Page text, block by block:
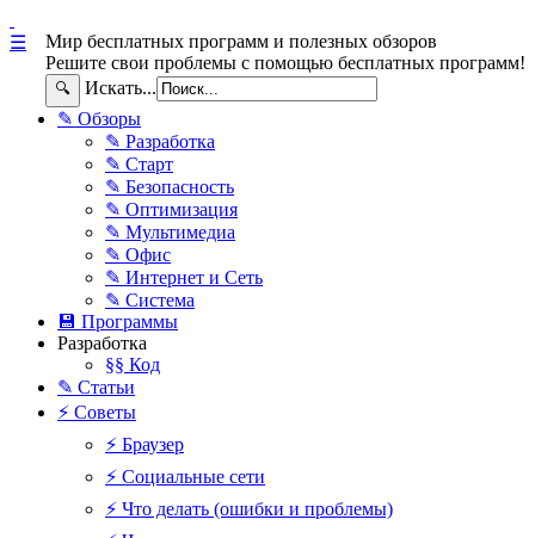
Мир бесплатных программ и полезных обзоров
Решите свои проблемы с помощью бесплатных программ!
🔍 Искать...
☰
✎ Обзоры
✎ Разработка
✎ Старт
✎ Безопасность
✎ Оптимизация
✎ Мультимедиа
✎ Офис
✎ Интернет и Сеть
✎ Система
💾 Программы
Разработка
§§ Код
✎ Статьи
⚡ Советы
⚡ Браузер
⚡ Социальные сети
⚡ Что делать (ошибки и проблемы)